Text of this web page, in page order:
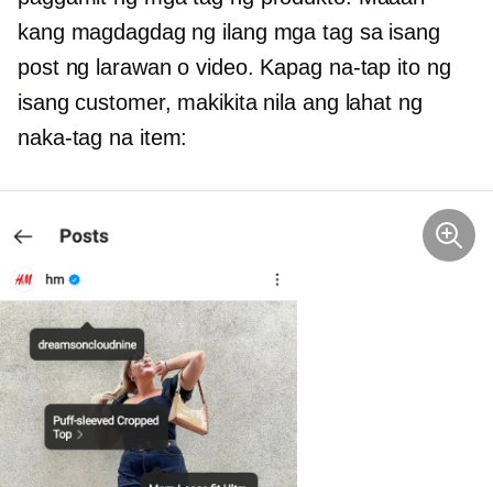
kang magdagdag ng ilang mga tag sa isang
post ng larawan o video. Kapag na-tap ito ng
isang customer, makikita nila ang lahat ng
naka-tag na item: